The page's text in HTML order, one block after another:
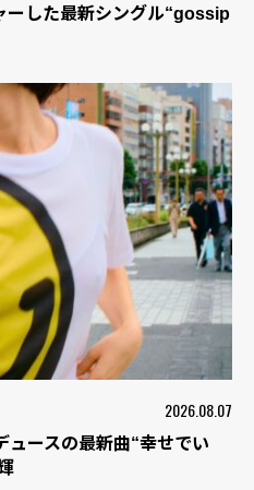
した最新シングル“gossip
2026.08.07
ースの最新曲“幸せでい